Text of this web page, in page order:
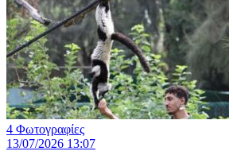
4 Φωτογραφίες
13/07/2026 13:07